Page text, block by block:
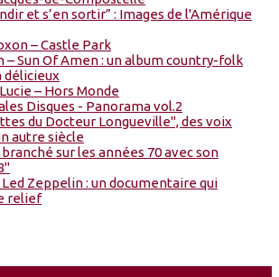
et s’en sortir” : Images de l'Amérique
– Castle Park
– Sun Of Amen : un album country-folk
délicieux
– Hors Monde
Disques - Panorama vol.2
du Docteur Longueville", des voix
autre siècle
sur les années 70 avec son
Zeppelin : un documentaire qui
relief